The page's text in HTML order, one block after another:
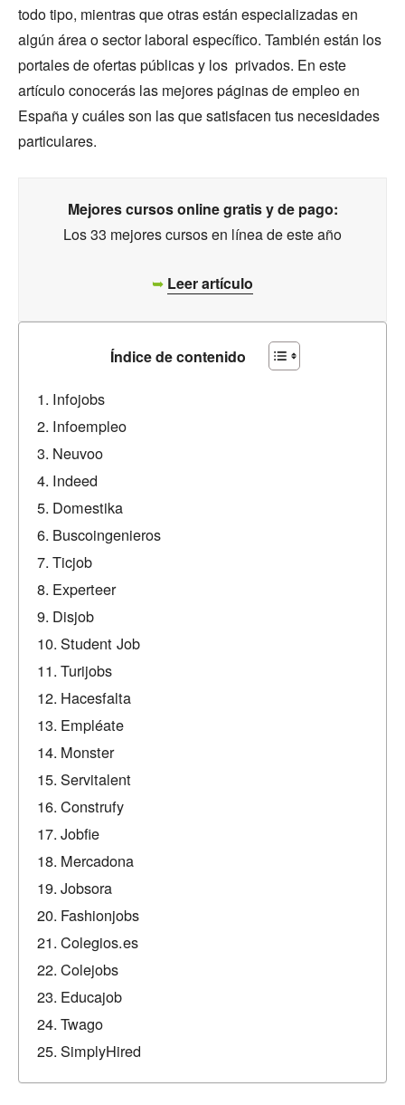
todo tipo, mientras que otras están especializadas en
algún área o sector laboral específico. También están los
portales de ofertas públicas y los privados. En este
artículo conocerás las mejores páginas de empleo en
España y cuáles son las que satisfacen tus necesidades
particulares.
Mejores cursos online gratis y de pago:
Los 33 mejores cursos en línea de este año
➥ Leer artículo
Índice de contenido
Infojobs
Infoempleo
Neuvoo
Indeed
Domestika
Buscoingenieros
Ticjob
Experteer
Disjob
Student Job
Turijobs
Hacesfalta
Empléate
Monster
Servitalent
Construfy
Jobfie
Mercadona
Jobsora
Fashionjobs
Colegios.es
Colejobs
Educajob
Twago
SimplyHired